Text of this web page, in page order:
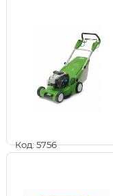
Код: 5756